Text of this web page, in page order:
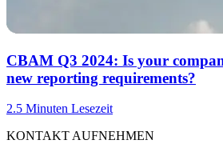
CBAM Q3 2024: Is your
new reporting requirements?
2.5 Minuten Lesezeit
KONTAKT AUFNEHMEN